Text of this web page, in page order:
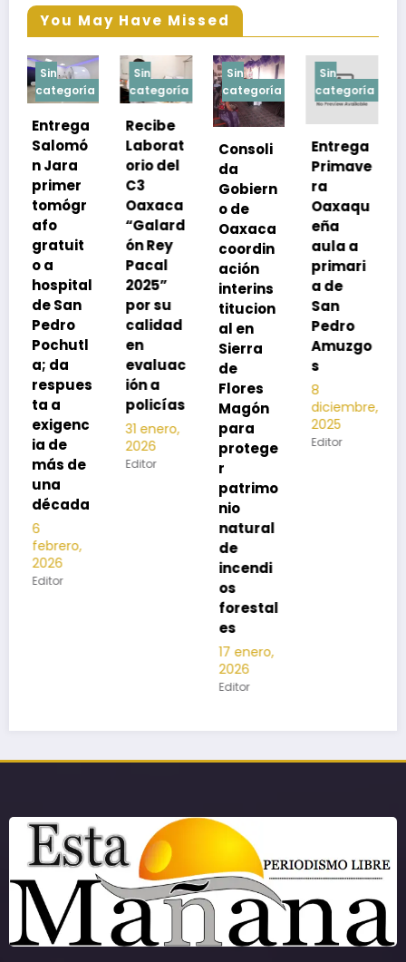
You May Have Missed
Sin
categoría
Recibe
Laborat
orio del
C3
Oaxaca
“Galard
ón Rey
Pacal
2025”
por su
calidad
en
evaluac
ión a
policías
31 enero,
2026
Editor
Sin
categoría
Consoli
da
Gobiern
o de
Oaxaca
coordin
ación
interins
titucion
al en
Sierra
de
Flores
Magón
para
protege
r
Sin
categoría
Entrega
Primave
ra
Oaxaqu
eña
aula a
primari
a de
San
Pedro
Amuzgo
s
8
diciembre,
2025
Editor
Sin
categoría
Exhorta
SSO a
vacuna
rse de
neumoc
oco
para
preveni
r la
neumon
ía
2025
Editor